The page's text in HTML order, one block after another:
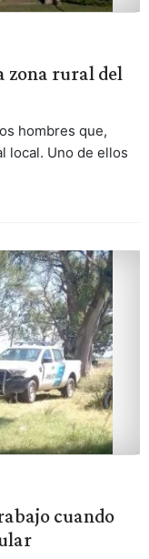
zona rural del
hombres que,
local. Uno de ellos
cuando